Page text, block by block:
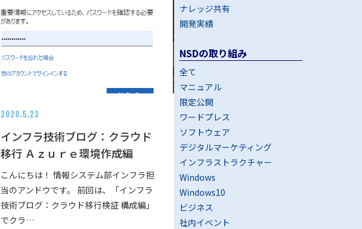
2020.5.23
インフラ技術ブログ：クラウド
移行 Ａｚｕｒｅ環境作成編
こんにちは！ 情報システム部インフラ担
当のアンドウです。 前回は、「インフラ
技術ブログ：クラウド移行検証 構成編」
でクラ…
ナレッジ共有
開発実績
NSDの取り組み
全て
マニュアル
限定公開
ワードプレス
ソフトウェア
デジタルマーケティング
インフラストラクチャー
Windows
Windows10
ビジネス
社内イベント